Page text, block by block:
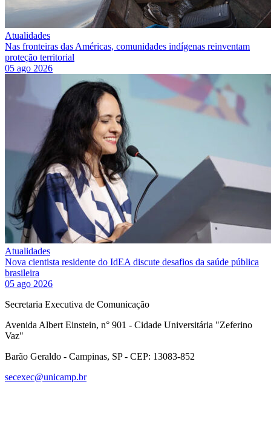
Atualidades
Nas fronteiras das Américas, comunidades indígenas reinventam
proteção territorial
05 ago 2026
Atualidades
Nova cientista residente do IdEA discute desafios da saúde pública
brasileira
05 ago 2026
Secretaria Executiva de Comunicação
Avenida Albert Einstein, n° 901 - Cidade Universitária "Zeferino
Vaz"
Barão Geraldo - Campinas, SP - CEP: 13083-852
secexec@unicamp.br